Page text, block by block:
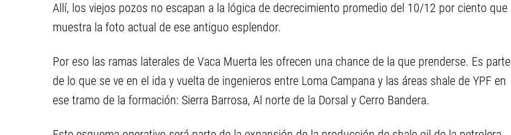
Allí, los viejos pozos no escapan a la lógica de decrecimiento promedio del 10/12 por ciento que
muestra la foto actual de ese antiguo esplendor.
Por eso las ramas laterales de Vaca Muerta les ofrecen una chance de la que prenderse. Es parte
de lo que se ve en el ida y vuelta de ingenieros entre Loma Campana y las áreas shale de YPF en
ese tramo de la formación: Sierra Barrosa, Al norte de la Dorsal y Cerro Bandera.